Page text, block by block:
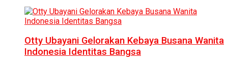
Otty Ubayani Gelorakan Kebaya Busana Wanita
Indonesia Identitas Bangsa